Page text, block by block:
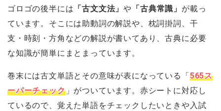
ゴロゴの後半には 「古文文法」や 「古典常識」 が載っ
ています。そこには助動詞の解説や、枕詞掛詞、干
支・時刻・方角などの解説が書いてあり、古典に必要
な知識が簡単にまとまっています。
巻末には古文単語とその意味が表になっている「 565ス
ーパーチェック」がついています。赤シートに対応し
ているので、覚えた単語をチェックしたいときや入試